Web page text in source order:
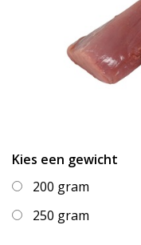
Kies een gewicht
200 gram
250 gram